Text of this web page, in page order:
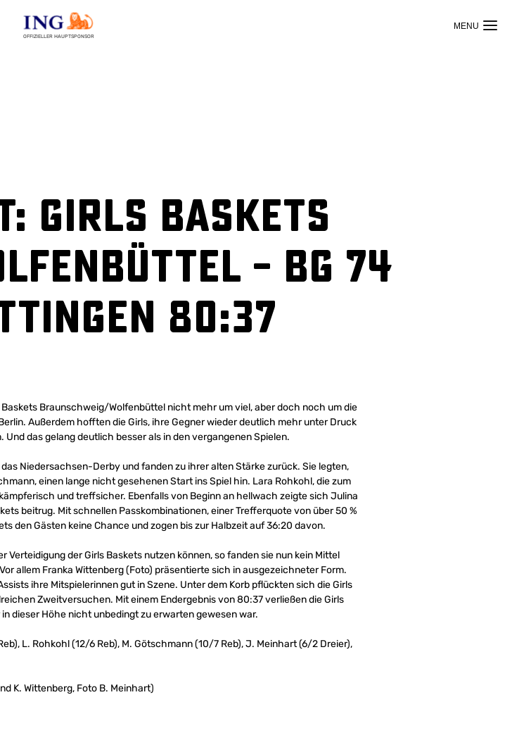
OFFIZIELLER HAUPTSPONSOR
Girls Baskets
– BG 74
80:37
Braunschweig/Wolfenbüttel nicht mehr um viel, aber doch noch um die
Außerdem hofften die Girls, ihre Gegner wieder deutlich mehr unter Druck
das gelang deutlich besser als in den vergangenen Spielen.
Niedersachsen-Derby und fanden zu ihrer alten Stärke zurück. Sie legten,
einen lange nicht gesehenen Start ins Spiel hin. Lara Rohkohl, die zum
und treffsicher. Ebenfalls von Beginn an hellwach zeigte sich Julina
beitrug. Mit schnellen Passkombinationen, einer Trefferquote von über 50 %
den Gästen keine Chance und zogen bis zur Halbzeit auf 36:20 davon.
der Girls Baskets nutzen können, so fanden sie nun kein Mittel
allem Franka Wittenberg (Foto) präsentierte sich in ausgezeichneter Form.
ihre Mitspielerinnen gut in Szene. Unter dem Korb pflückten sich die Girls
Zweitversuchen. Mit einem Endergebnis von 80:37 verließen die Girls
dieser Höhe nicht unbedingt zu erwarten gewesen war.
L. Rohkohl (12/6 Reb), M. Götschmann (10/7 Reb), J. Meinhart (6/2 Dreier),
K. Wittenberg, Foto B. Meinhart)